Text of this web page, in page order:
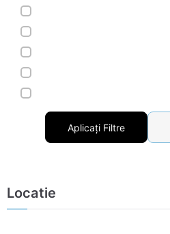
Aplicați Filtre
Locatie